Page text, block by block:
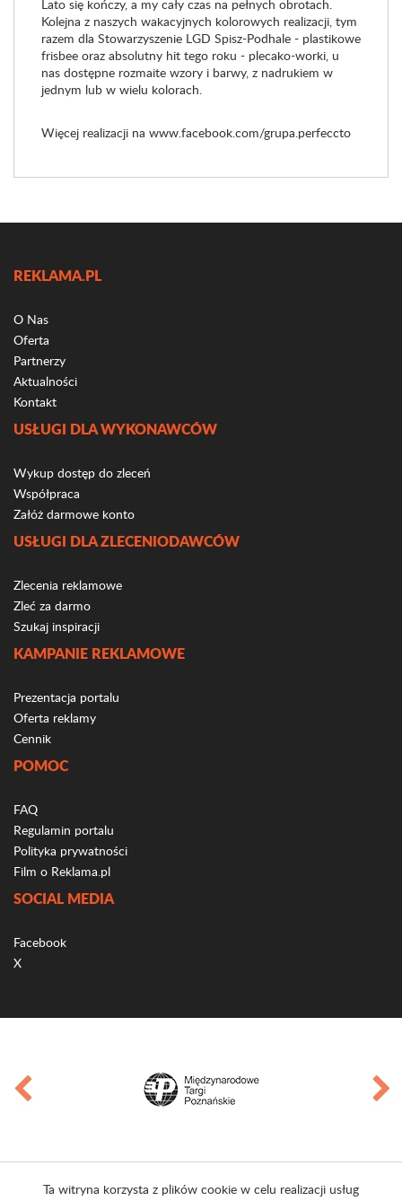
Lato się kończy, a my cały czas na pełnych obrotach.
Kolejna z naszych wakacyjnych kolorowych realizacji, tym
razem dla Stowarzyszenie LGD Spisz-Podhale - plastikowe
frisbee oraz absolutny hit tego roku - plecako-worki, u
nas dostępne rozmaite wzory i barwy, z nadrukiem w
jednym lub w wielu kolorach.
Więcej realizacji na www.facebook.com/grupa.perfeccto
REKLAMA.PL
O Nas
Oferta
Partnerzy
Aktualności
Kontakt
USŁUGI DLA WYKONAWCÓW
Wykup dostęp do zleceń
Współpraca
Załóż darmowe konto
USŁUGI DLA ZLECENIODAWCÓW
Zlecenia reklamowe
Zleć za darmo
Szukaj inspiracji
KAMPANIE REKLAMOWE
Prezentacja portalu
Oferta reklamy
Cennik
POMOC
FAQ
Regulamin portalu
Polityka prywatności
Film o Reklama.pl
SOCIAL MEDIA
Facebook
X
Ta witryna korzysta z plików cookie w celu realizacji usług